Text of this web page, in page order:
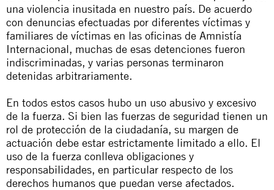
una violencia inusitada en nuestro país. De acuerdo
con denuncias efectuadas por diferentes víctimas y
familiares de víctimas en las oficinas de Amnistía
Internacional, muchas de esas detenciones fueron
indiscriminadas, y varias personas terminaron
detenidas arbitrariamente.
En todos estos casos hubo un uso abusivo y excesivo
de la fuerza. Si bien las fuerzas de seguridad tienen un
rol de protección de la ciudadanía, su margen de
actuación debe estar estrictamente limitado a ello. El
uso de la fuerza conlleva obligaciones y
responsabilidades, en particular respecto de los
derechos humanos que puedan verse afectados.